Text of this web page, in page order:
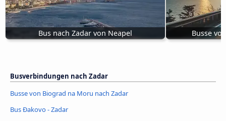
Bus nach Zadar von Neapel Busse
Busverbindungen nach Zadar
Busse von Biograd na Moru nach Zadar
Bus Đakovo - Zadar